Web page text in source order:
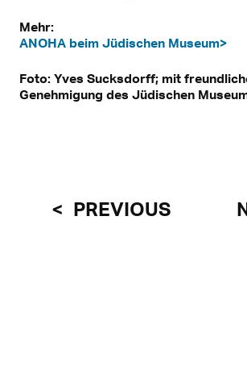
Mehr:
ANOHA beim Jüdischen Museum>
Foto: Yves Sucksdorff; mit
Genehmigung des Jüdischen
PREVIOUS